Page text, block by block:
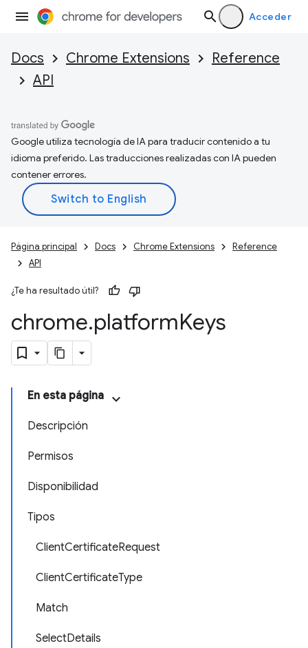
Acceder
Docs Chrome Extensions
Reference
API
Google utiliza tecnología de IA para traducir contenido a tu
idioma preferido. Las traducciones realizadas con IA pueden
contener errores.
Página principal Docs Chrome Extensions
Reference
API
¿Te ha resultado útil?
chrome.platformKeys
En esta página
Descripción
Permisos
Disponibilidad
Tipos
ClientCertificateRequest
ClientCertificateType
Match
SelectDetails